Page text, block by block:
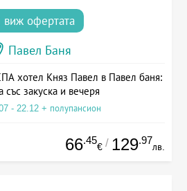
виж офертата
Павел Баня
хотел Княз Павел в Павел баня:
със закуска и вечеря
- 22.12 + полупансион
66.45
€ / 129.97
лв.